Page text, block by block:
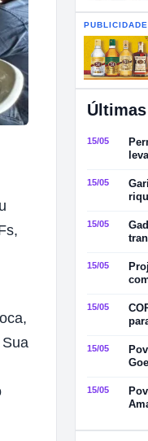
PUBLICIDADE
15/05
15/05
15/05
15/05
15/05
15/05
15/05